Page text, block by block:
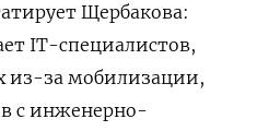
Щербакова:
IT-специалистов,
из-за мобилизации,
с инженерно-